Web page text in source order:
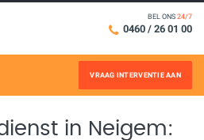
BEL ONS 24/7
0460 / 26 01 00
VRAAG INTERVENTIE AAN
in Neigem: